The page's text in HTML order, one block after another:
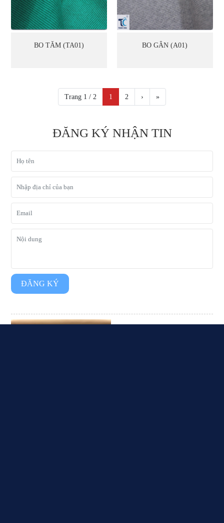
BO TĂM (TA01) BO GÂN (A01)
Trang 1 / 2 1 2 › »
ĐĂNG KÝ NHẬN TIN